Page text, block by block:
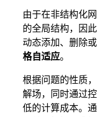
由于在非结构化
的全局结构，因
动态添加、删除
格自适应。
根据问题的性质
解场，同时通过
低的计算成本。